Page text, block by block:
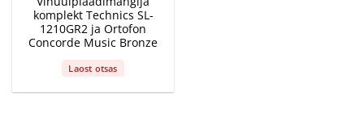
komplekt Technics SL-
1210GR2 ja Ortofon
Concorde Music Bronze
Laost otsas